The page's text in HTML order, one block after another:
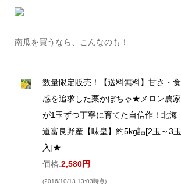
南瓜を買うなら、こんなのも！
数量限定販売！【送料無料】甘さ・食
感を追求した栗かぼちゃ★メロン農家
が1玉ずつ丁寧に育てた自信作！北海
道富良野産【味皇】約5kg詰[2玉～3玉
入]★
価格:2,580円
(2016/10/13 13:03時点)